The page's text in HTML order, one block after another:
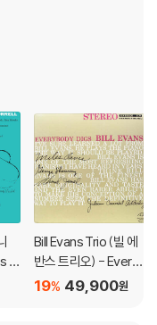
서리 눌림, 갈라짐이 발생
접촉으로 인해 갈라질 수
환 처리 불가합니다.
을 수도 있으며 겉포장 비
V
Bill Evans Trio (빌 에
반스 트리오) - Every
body Digs Bill Evans
49,900원
19%